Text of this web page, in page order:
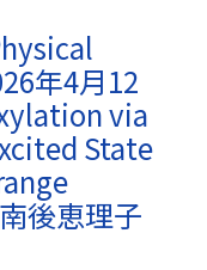
年4月12
via
State
後恵理子